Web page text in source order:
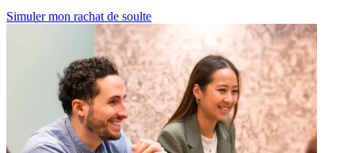
Simuler mon rachat de soulte